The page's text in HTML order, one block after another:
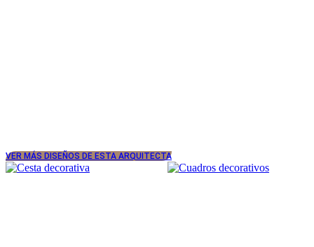
VER MÁS DISEÑOS DE ESTA ARQUITECTA